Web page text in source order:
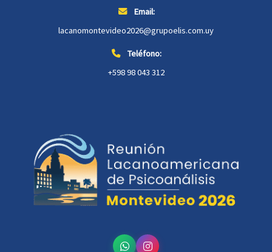
Email:
lacanomontevideo2026@grupoelis.com.uy
Teléfono:
+598 98 043 312